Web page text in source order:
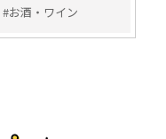
#お酒・ワイン